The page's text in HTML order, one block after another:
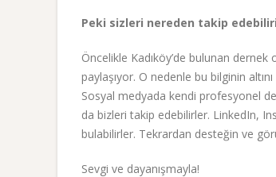
Peki sizleri nereden takip
Öncelikle Kadıköy’de bulunan dernek
paylaşıyor. O nedenle bu bilginin
Sosyal medyada kendi profesyonel
da bizleri takip edebilirler. LinkedIn,
bulabilirler. Tekrardan desteğin ve
Sevgi ve dayanışmayla!